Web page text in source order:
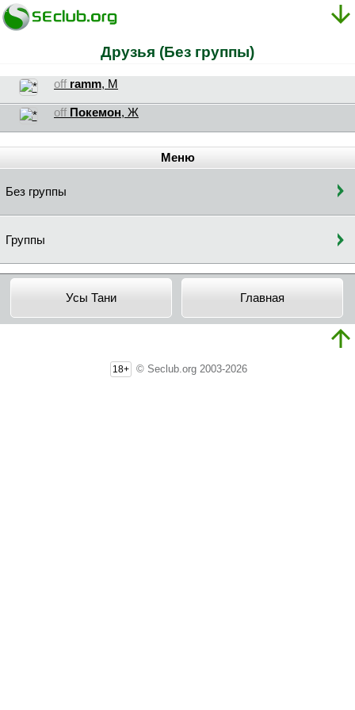
Друзья (Без группы)
off ramm, М
off Покемон, Ж
Меню
Без группы
Группы
Усы Тани Главная
18+ © Seclub.org 2003-2026